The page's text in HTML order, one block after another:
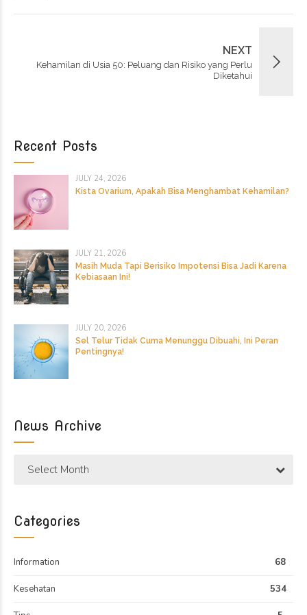
NEXT
Kehamilan di Usia 50: Peluang dan Risiko yang Perlu
Diketahui
Recent Posts
JULY 24, 2026
Kista Ovarium, Apakah Bisa Menghambat Kehamilan?
JULY 21, 2026
Masih Muda Tapi Berisiko Impotensi Bisa Jadi Karena
Kebiasaan Ini!
JULY 20, 2026
Sel Telur Tidak Cuma Menunggu Dibuahi, Ini Peran
Pentingnya!
News Archive
Select Month
Categories
Information 68
Kesehatan 534